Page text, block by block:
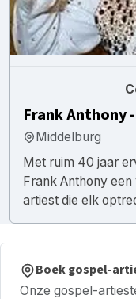
Frank Anthony
Middelburg
Met ruim 40 jaar
Frank Anthony
artiest die elk
Boek gospel-
Onze gospel-